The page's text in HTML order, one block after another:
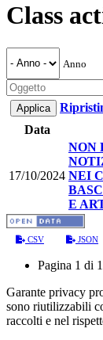
Class
Anno
Data
17/10/2024
NON
NEI
E
CSV JSON
Pagina 1 di 1
Garante privacy
sono riutilizzabili
raccolti e nel